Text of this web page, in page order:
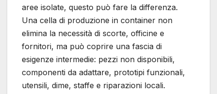
aree isolate, questo può fare la differenza.
Una cella di produzione in container non
elimina la necessità di scorte, officine e
fornitori, ma può coprire una fascia di
esigenze intermedie: pezzi non disponibili,
componenti da adattare, prototipi funzionali,
utensili, dime, staffe e riparazioni locali.